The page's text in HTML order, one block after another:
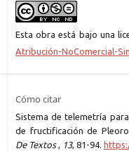
Esta obra está bajo una
Atribución-NoComercial-
Cómo citar
Sistema de telemetría
de fructificación de
De Textos, 13, 81-94.